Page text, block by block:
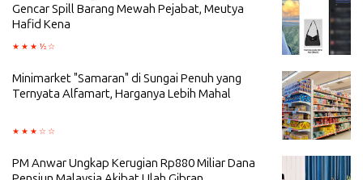
Gencar Spill Barang Mewah Pejabat, Meutya
Hafid Kena
Minimarket "Samaran" di Sungai Penuh yang
Ternyata Alfamart, Harganya Lebih Mahal
PM Anwar Ungkap Kerugian Rp880 Miliar Dana